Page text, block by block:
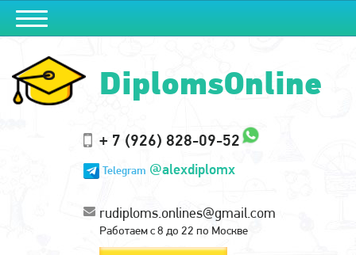
DiplomsOnline
+ 7 (926) 828-09-52
Telegram @alexdiplomx
rudiploms.onlines@gmail.com
Работаем с 8 до 22 по Москве